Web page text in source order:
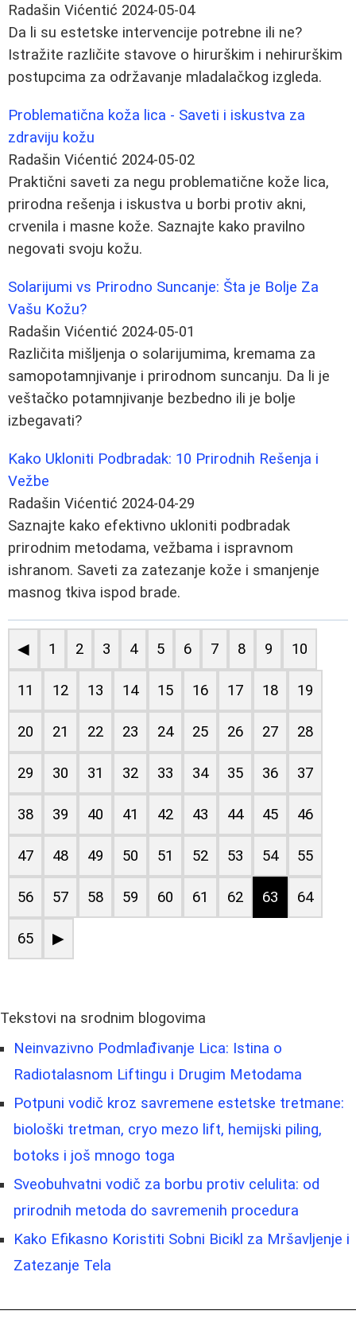
Radašin Vićentić 2024-05-04
Da li su estetske intervencije potrebne ili ne?
Istražite različite stavove o hirurškim i nehirurškim
postupcima za održavanje mladalačkog izgleda.
Problematična koža lica - Saveti i iskustva za
zdraviju kožu
Radašin Vićentić 2024-05-02
Praktični saveti za negu problematične kože lica,
prirodna rešenja i iskustva u borbi protiv akni,
crvenila i masne kože. Saznajte kako pravilno
negovati svoju kožu.
Solarijumi vs Prirodno Suncanje: Šta je Bolje Za
Vašu Kožu?
Radašin Vićentić 2024-05-01
Različita mišljenja o solarijumima, kremama za
samopotamnjivanje i prirodnom suncanju. Da li je
veštačko potamnjivanje bezbedno ili je bolje
izbegavati?
Kako Ukloniti Podbradak: 10 Prirodnih Rešenja i
Vežbe
Radašin Vićentić 2024-04-29
Saznajte kako efektivno ukloniti podbradak
prirodnim metodama, vežbama i ispravnom
ishranom. Saveti za zatezanje kože i smanjenje
masnog tkiva ispod brade.
◀ 1 2 3 4 5 6 7 8 9 10
11 12 13 14 15 16 17 18 19
20 21 22 23 24 25 26 27 28
29 30 31 32 33 34 35 36 37
38 39 40 41 42 43 44 45 46
47 48 49 50 51 52 53 54 55
56 57 58 59 60 61 62 63 64
65 ▶
Tekstovi na srodnim blogovima
Neinvazivno Podmlađivanje Lica: Istina o
Radiotalasnom Liftingu i Drugim Metodama
Potpuni vodič kroz savremene estetske tretmane:
biološki tretman, cryo mezo lift, hemijski piling,
botoks i još mnogo toga
Sveobuhvatni vodič za borbu protiv celulita: od
prirodnih metoda do savremenih procedura
Kako Efikasno Koristiti Sobni Bicikl za Mršavljenje i
Zatezanje Tela